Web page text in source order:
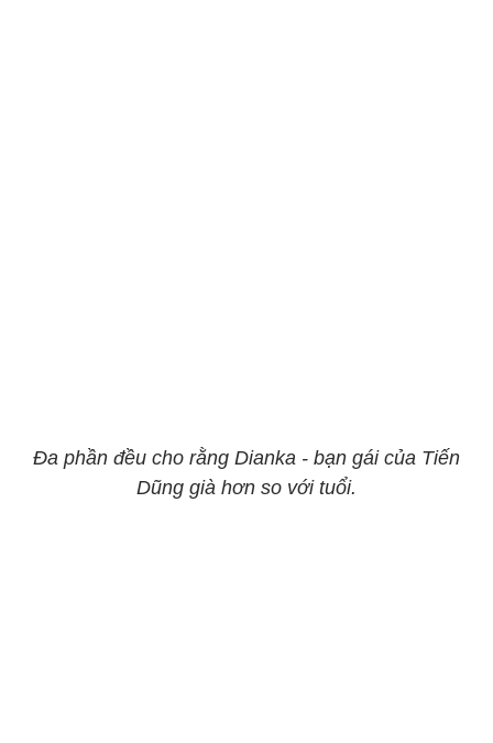
Đa phần đều cho rằng Dianka - bạn gái của Tiến
Dũng già hơn so với tuổi.